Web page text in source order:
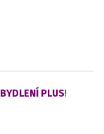
BYDLENÍ PLUS!